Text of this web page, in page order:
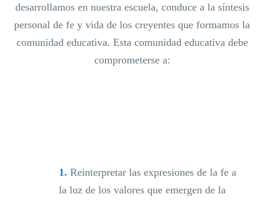
desarrollamos en nuestra escuela, conduce a la síntesis
personal de fe y vida de los creyentes que formamos la
comunidad educativa. Esta comunidad educativa debe
comprometerse a:
1. Reinterpretar las expresiones de la fe a
la luz de los valores que emergen de la